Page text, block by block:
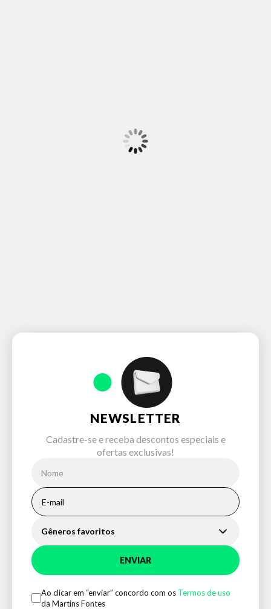
NEWSLETTER
Cadastre-se e receba descontos especiais e
ofertas exclusivas!
Gêneros favoritos
ENVIAR
Ao clicar em “enviar” concordo com os Termos de uso
da Martins Fontes